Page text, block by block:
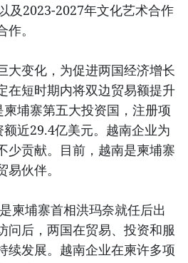
及2023-2027年文化艺术合作
。
大变化，为促进两国经济增长
在短时期内将双边贸易额提升
埔寨第五大投资国，注册项
近29.4亿美元。越南企业为
少贡献。目前，越南是柬埔寨
伙伴。
柬埔寨首相洪玛奈就任后出
问后，两国在贸易、投资和服
续发展。越南企业在柬许多项